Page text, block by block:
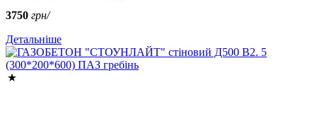
3750 грн/
Детальніше